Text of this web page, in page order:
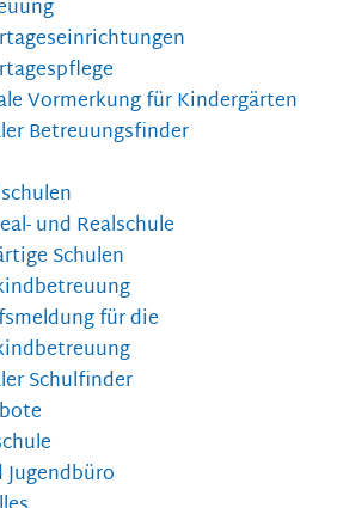
Vormerkung für Kindergärten
Betreuungsfinder
und Realschule
Schulen
für die
Schulfinder